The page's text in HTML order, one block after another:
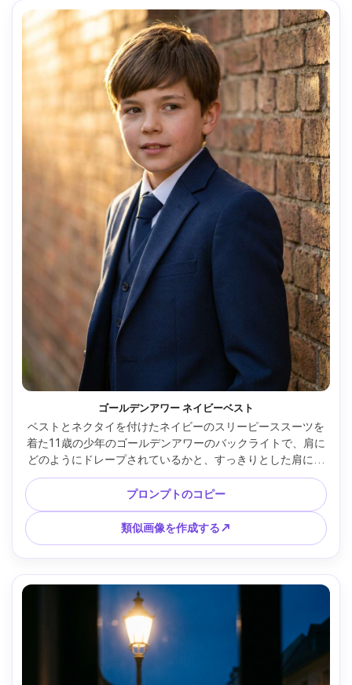
ゴールデンアワー ネイビーベスト
ベストとネクタイを付けたネイビーのスリーピーススーツを
着た11歳の少年のゴールデンアワーのバックライトで、肩に
どのようにドレープされているかと、すっきりとした肩にフ
ィットするチェックが強調されています。屋外レンガ壁、
Sony A7IV 85mm f/1.8、ウエストアップフレーム、リムライ
ト、フォトリアルな肌の質感、フレームに自然にドレープさ
れた衣服 --ar 4:5
プロンプトのコピー
類似画像を作成する↗